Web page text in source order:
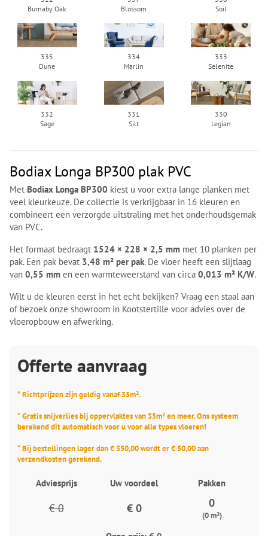
Burnaby Oak
Blossom
Soil
335
Dune
334
Marlin
333
Selenite
332
Sage
331
Silt
330
Legian
Bodiax Longa BP300 plak PVC
Met Bodiax Longa BP300 kiest u voor extra lange planken met
veel kleurkeuze. De collectie is verkrijgbaar in 16 kleuren en
combineert een verzorgde uitstraling met het onderhoudsgemak
van PVC.
Het formaat bedraagt 1524 × 228 × 2,5 mm met 10 planken per
pak. Een pak bevat 3,48 m² per pak. De vloer heeft een slijtlaag
van 0,55 mm en een warmteweerstand van circa 0,013 m² K/W.
Wilt u de kleuren eerst in het echt bekijken? Vraag een staal aan
of bezoek onze showroom in Kootstertille voor advies over de
vloeropbouw en afwerking.
Offerte aanvraag
* Richtprijzen zijn geldig vanaf 35m².
* Gratis snijverlies bij oppervlaktes van 35m² en meer. Ons systeem
berekend dit automatisch voor u voor alle types vloeren!
* Bij bestellingen lager dan € 350,00 wordt er € 50,00 aan
verzendkosten gerekend.
Adviesprijs Uw voordeel Pakken
€ 0 € 0 0
(0 m²)